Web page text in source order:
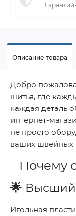
Описание товара
Добро
шитья, где
каждая деталь
интернет-
не просто
ваших швейных
Почему
🌟 Высший
Игольная